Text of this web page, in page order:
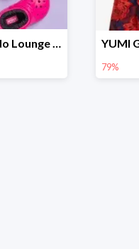
Marca Crocs w Zalando Lounge do -76%
79%